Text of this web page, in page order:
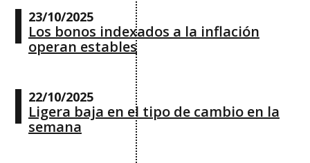
23/10/2025
Los bonos indexados a la inflación
operan estables
22/10/2025
Ligera baja en el tipo de cambio en la
semana